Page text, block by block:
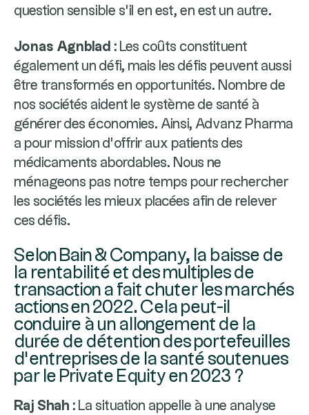
question sensible s’il en est, en est un autre.
Jonas Agnblad : Les coûts constituent
également un défi, mais les défis peuvent aussi
être transformés en opportunités. Nombre de
nos sociétés aident le système de santé à
générer des économies. Ainsi, Advanz Pharma
a pour mission d’offrir aux patients des
médicaments abordables. Nous ne
ménageons pas notre temps pour rechercher
les sociétés les mieux placées afin de relever
ces défis.
Selon Bain & Company, la baisse de
la rentabilité et des multiples de
transaction a fait chuter les marchés
actions en 2022. Cela peut-il
conduire à un allongement de la
durée de détention des portefeuilles
d’entreprises de la santé soutenues
par le Private Equity en 2023 ?
Raj Shah : La situation appelle à une analyse